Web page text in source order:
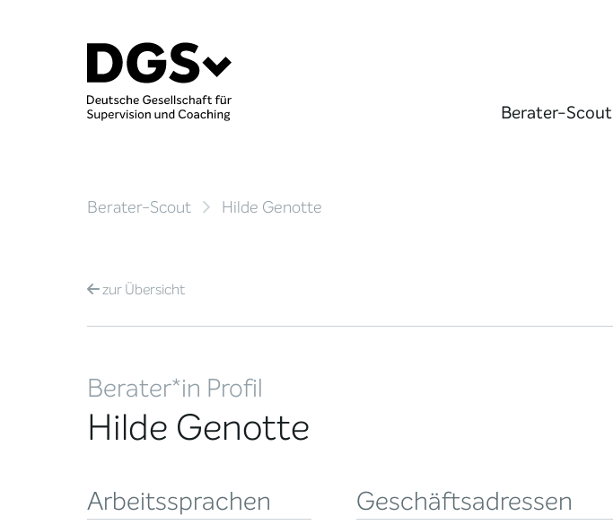
Berater-Scout
Berater-Scout Hilde Genotte
zurÜbersicht
Berater*in Profil
Hilde Genotte
Arbeitssprachen Geschäftsadressen